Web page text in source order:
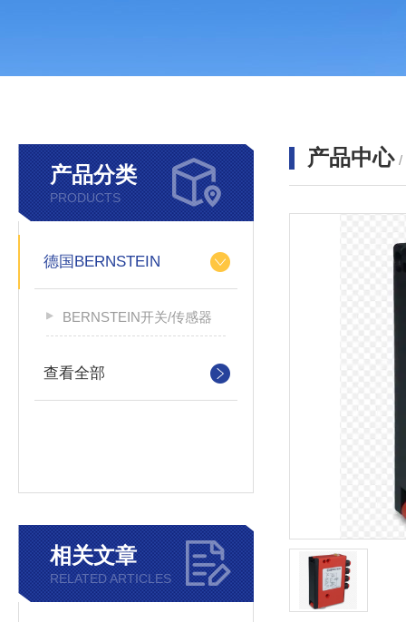
产品分类
PRODUCTS
德国BERNSTEIN
BERNSTEIN开关/传感器
查看全部
相关文章
RELATED ARTICLES
产品中心 /